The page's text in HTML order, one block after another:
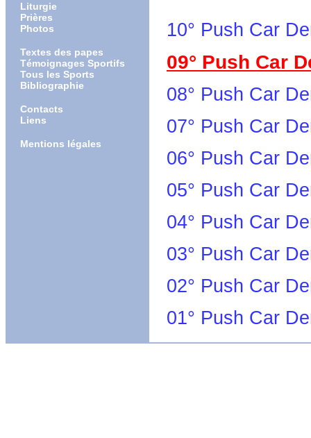
Liturgie
Prières
Photos
Textes des papes
Témoignages Sportifs
Tous les Sports
Bibliographie
Contacts
Liens
Mentions légales
10° Push Car
09° Push Car
08° Push Car
07° Push Car
06° Push Car
05° Push Car
04° Push Car
03° Push Car
02° Push Car
01° Push Car